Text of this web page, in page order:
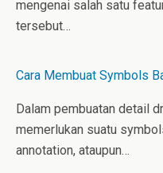
mengenai salah satu
tersebut…
Cara Membuat Symbols
Dalam pembuatan detail
memerlukan suatu
annotation, ataupun…